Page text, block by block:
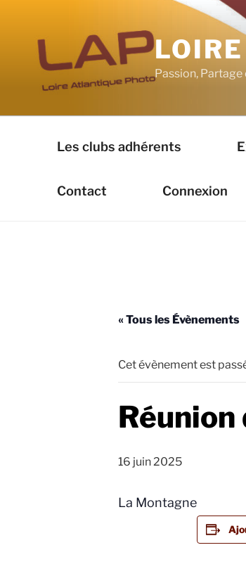
contenu
principal
Passion, Partage
Les clubs adhérents
Contact Connexion
« Tous les Évènements
Cet évènement est
16 juin 2025
La Montagne